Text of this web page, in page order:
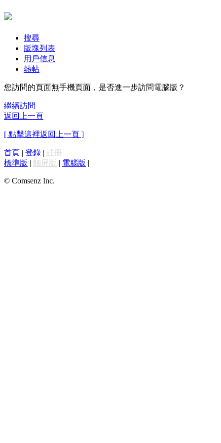
搜尋
版塊列表
用戶信息
熱帖
您訪問的頁面無手機頁面，是否進一步訪問電腦版？
繼續訪問
返回上一頁
[ 點擊這裡返回上一頁 ]
首頁 | 登錄 | 註冊
標準版 | 觸屏版 | 電腦版 |
© Comsenz Inc.